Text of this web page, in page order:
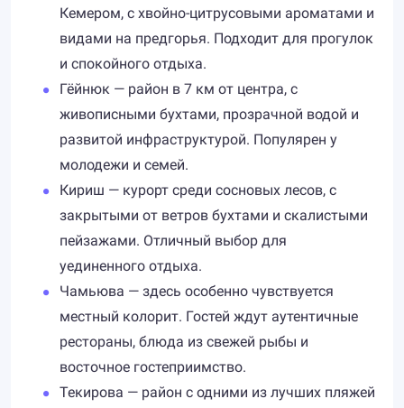
Кемером, с хвойно-цитрусовыми ароматами и
видами на предгорья. Подходит для прогулок
и спокойного отдыха.
Гёйнюк — район в 7 км от центра, с
живописными бухтами, прозрачной водой и
развитой инфраструктурой. Популярен у
молодежи и семей.
Кириш — курорт среди сосновых лесов, с
закрытыми от ветров бухтами и скалистыми
пейзажами. Отличный выбор для
уединенного отдыха.
Чамьюва — здесь особенно чувствуется
местный колорит. Гостей ждут аутентичные
рестораны, блюда из свежей рыбы и
восточное гостеприимство.
Текирова — район с одними из лучших пляжей